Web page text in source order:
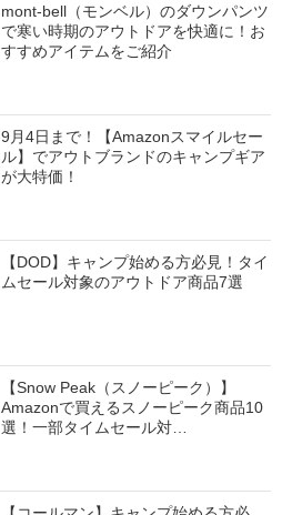
mont-bell（モンベル）のダウンパンツ
で寒い時期のアウトドアを快適に！お
すすめアイテムをご紹介
9月4日まで！【Amazonスマイルセー
ル】でアウトブランドのキャンプギア
が大特価！
【DOD】キャンプ始める方必見！タイ
ムセール対象のアウトドア商品7選
【Snow Peak（スノーピーク）】
Amazonで買えるスノーピーク商品10
選！一部タイムセール対…